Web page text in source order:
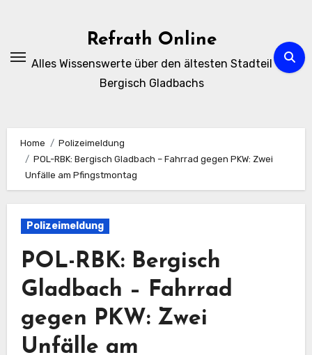
Refrath Online
Alles Wissenswerte über den ältesten Stadteil
Bergisch Gladbachs
Home
Polizeimeldung
POL-RBK: Bergisch Gladbach – Fahrrad gegen PKW: Zwei
Unfälle am Pfingstmontag
Polizeimeldung
POL-RBK: Bergisch
Gladbach – Fahrrad
gegen PKW: Zwei
Unfälle am